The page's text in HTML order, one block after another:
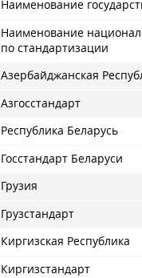
Наименование
Наименование
по стандартизации
Азербайджанская
Азгосстандарт
Республика Беларусь
Госстандарт Беларуси
Грузия
Грузстандарт
Киргизская Республика
Киргизстандарт